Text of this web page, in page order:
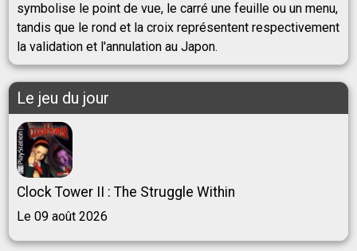
symbolise le point de vue, le carré une feuille ou un menu,
tandis que le rond et la croix représentent respectivement
la validation et l'annulation au Japon.
Le jeu du jour
Clock Tower II : The Struggle Within
Le 09 août 2026